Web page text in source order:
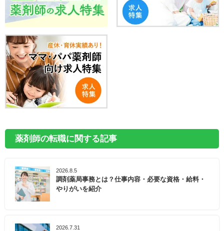
薬剤師の転職に関する記事
2026.8.5
調剤薬局事務とは？仕事内容・必要な資格・給料・
やりがいを紹介
2026.7.31